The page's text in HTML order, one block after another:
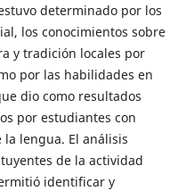
determinado por los
los conocimientos sobre
y tradición locales por
por las habilidades en
dio como resultados
por estudiantes con
lengua. El análisis
de la actividad
identificar y